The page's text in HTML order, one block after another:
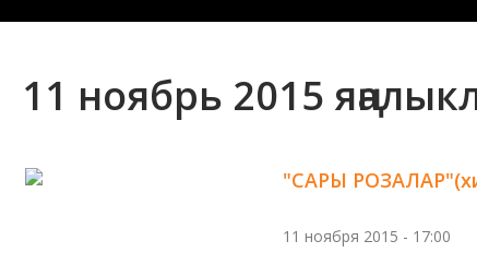
11 ноябрь 2015
"САРЫ
11 ноября 2015 - 17:00